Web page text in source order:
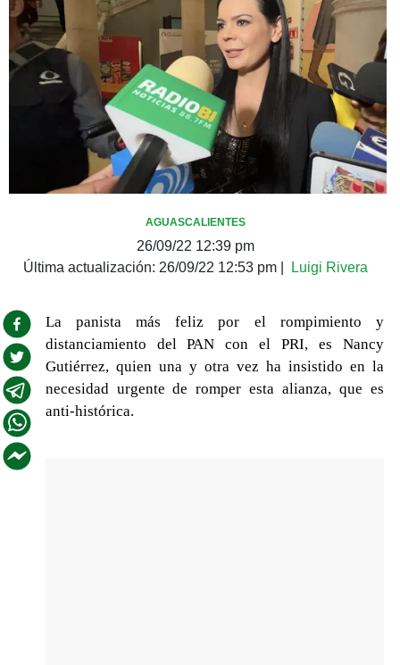
AGUASCALIENTES
26/09/22 12:39 pm
Última actualización: 26/09/22 12:53 pm Luigi Rivera
La panista más feliz por el rompimiento y
distanciamiento del PAN con el PRI, es Nancy
Gutiérrez, quien una y otra vez ha insistido en la
necesidad urgente de romper esta alianza, que es
anti-histórica.